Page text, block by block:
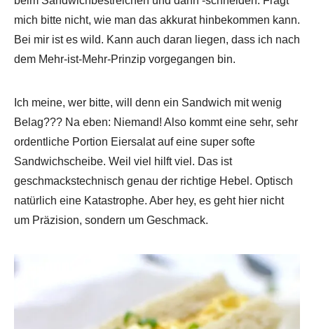
mich bitte nicht, wie man das akkurat hinbekommen kann.
Bei mir ist es wild. Kann auch daran liegen, dass ich nach
dem Mehr-ist-Mehr-Prinzip vorgegangen bin.
Ich meine, wer bitte, will denn ein Sandwich mit wenig
Belag??? Na eben: Niemand! Also kommt eine sehr, sehr
ordentliche Portion Eiersalat auf eine super softe
Sandwichscheibe. Weil viel hilft viel. Das ist
geschmackstechnisch genau der richtige Hebel. Optisch
natürlich eine Katastrophe. Aber hey, es geht hier nicht
um Präzision, sondern um Geschmack.